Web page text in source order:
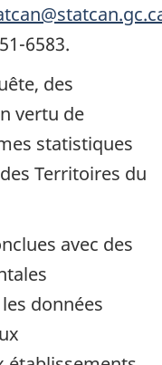
6583.
des
vertu de
statistiques
Territoires du
avec des
données